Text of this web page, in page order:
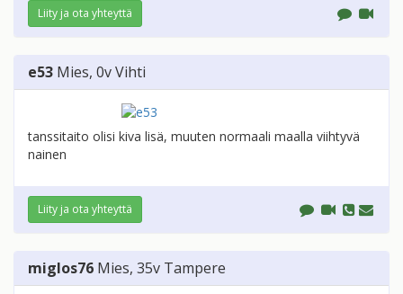
Liity ja ota yhteyttä
e53 Mies, 0vVihti
tanssitaito olisi kiva lisä, muuten normaali maalla viihtyvä
nainen
Liity ja ota yhteyttä
miglos76 Mies, 35v Tampere